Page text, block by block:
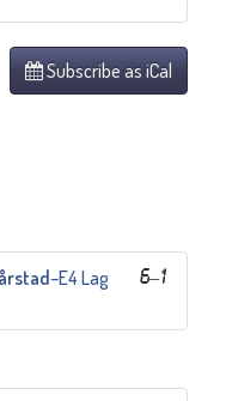
Subscribe as iCal
6–1
–E4 Lag